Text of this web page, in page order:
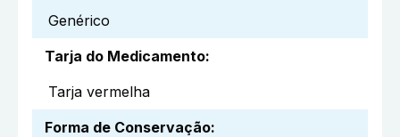
Genérico
Tarja do Medicamento:
Tarja vermelha
Forma de Conservação: